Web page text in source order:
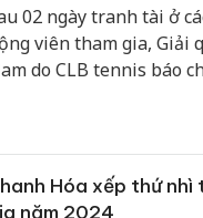
02 ngày tranh tài ở
viên tham gia, Giải
do CLB tennis báo
Hóa xếp thứ
năm 2024